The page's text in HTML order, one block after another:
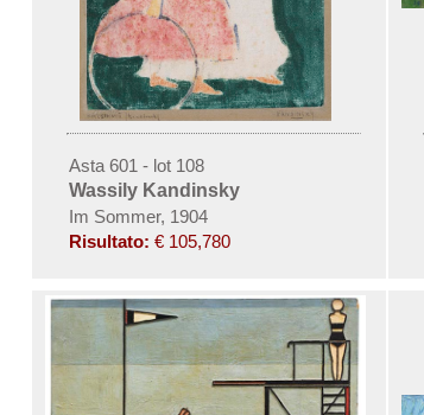
Asta 601 - lot 108
Wassily Kandinsky
Im Sommer, 1904
Risultato: € 105,780